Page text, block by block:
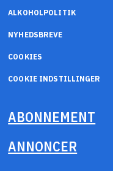
ALKOHOLPOLITIK
NYHEDSBREVE
COOKIES
COOKIE INDSTILLINGER
ABONNEMENT
ANNONCER